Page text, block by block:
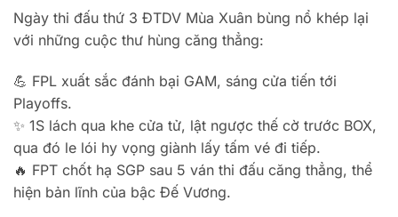
Ngày thi đấu thứ 3 ĐTDV Mùa Xuân bùng nổ khép lại
với những cuộc thư hùng căng thẳng:
💪 FPL xuất sắc đánh bại GAM, sáng cửa tiến tới
Playoffs.
✨ 1S lách qua khe cửa tử, lật ngược thế cờ trước BOX,
qua đó le lói hy vọng giành lấy tấm vé đi tiếp.
🔥 FPT chốt hạ SGP sau 5 ván thi đấu căng thẳng, thể
hiện bản lĩnh của bậc Đế Vương.